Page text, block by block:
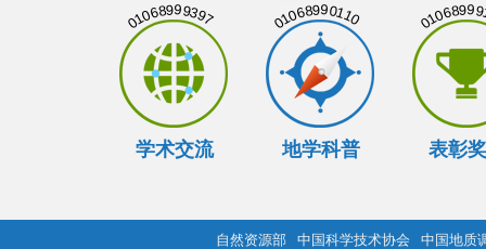
01068999397
学术交流
01068990110
地学科普 表彰
自然资源部 中国科学技术协会 中国地质